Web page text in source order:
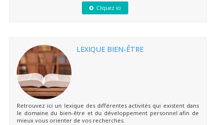
Cliquez ici
LEXIQUE BIEN-ÊTRE
Retrouvez ici un lexique des différentes activités qui existent dans
le domaine du bien-être et du développement personnel afin de
mieux vous orienter de vos recherches.